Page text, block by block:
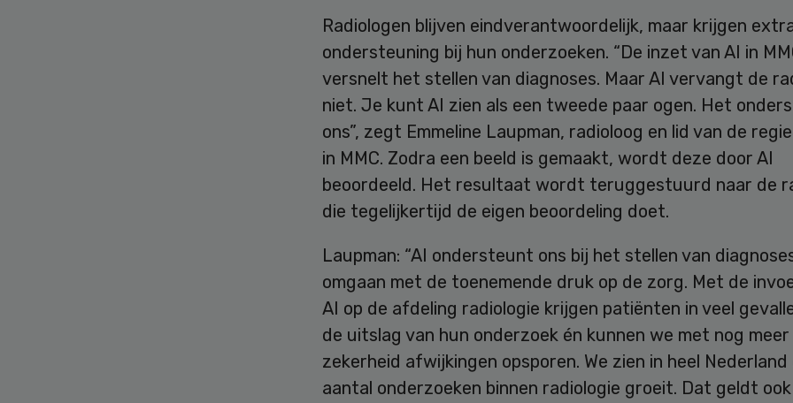
Radiologen blijven eindverantwoordelijk, maar krijgen
ondersteuning bij hun onderzoeken. “De inzet van AI in
versnelt het stellen van diagnoses. Maar AI vervangt de
niet. Je kunt AI zien als een tweede paar ogen. Het
ons”, zegt Emmeline Laupman, radioloog en lid van de
in MMC. Zodra een beeld is gemaakt, wordt deze door AI
beoordeeld. Het resultaat wordt teruggestuurd naar de
die tegelijkertijd de eigen beoordeling doet.
Laupman: “AI ondersteunt ons bij het stellen van
omgaan met de toenemende druk op de zorg. Met de
AI op de afdeling radiologie krijgen patiënten in veel
de uitslag van hun onderzoek én kunnen we met nog meer
zekerheid afwijkingen opsporen. We zien in heel
aantal onderzoeken binnen radiologie groeit. Dat geldt